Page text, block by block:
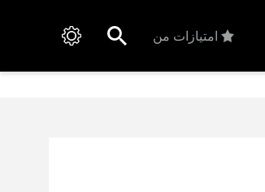
امتیازات من